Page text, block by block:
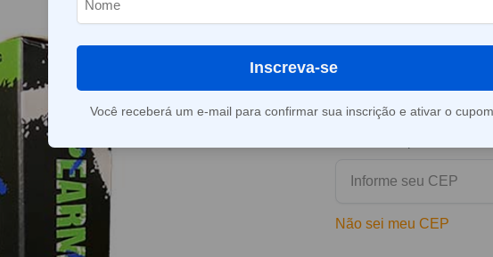
Ice
Este produto está fora
Consultar prazo e valor
Não sei meu CEP
Inscreva-se
Você receberá um e-mail para confirmar sua inscrição e ativar o